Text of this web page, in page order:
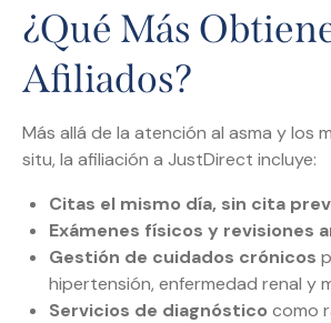
¿Qué Más
Afiliados?
Más allá de la atención al asma y los
situ, la afiliación a JustDirect incluye:
Citas el mismo día, sin cita
Exámenes físicos y revisiones
Gestión de cuidados crónicos
hipertensión, enfermedad renal y
Servicios de diagnóstico como